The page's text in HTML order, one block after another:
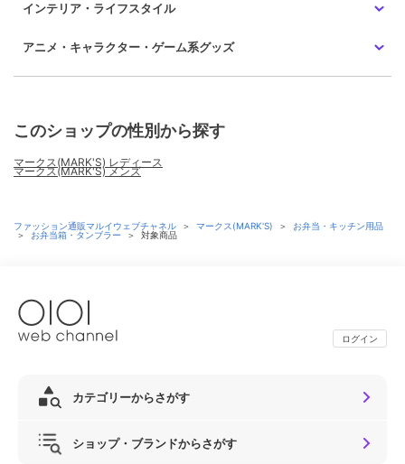
インテリア・ライフスタイル
アニメ・キャラクター・ゲーム系グッズ
このショップの性別から探す
マークス(MARK'S) レディース
マークス(MARK'S) メンズ
ファッション通販マルイウェブチャネル ＞ マークス(MARK'S) ＞
お弁当・キッチン用品
＞
お弁当箱・タンブラー ＞ 対象商品
ログイン
カテゴリーからさがす
ショップ・ブランドからさがす